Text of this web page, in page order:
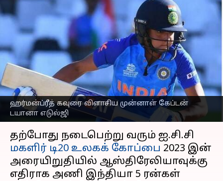
ஹர்மன்ப்ரீத் கவுரை விளாசிய முன்னாள் கேப்டன்
டயானா எடுல்ஜி
நிதானமாக ஓடினால்
அவுட் தான் ஆவீர்கள் :
ஹர்மன்ப்ரீத் கவுரை
விளாசிய முன்னாள்
கேப்டன் டயானா எடுல்ஜி
எழுதியவர் Sekar Chinnappan Feb 25, 2023 12:04 pm
செய்தி முன்னோட்டம்
தற்போது நடைபெற்று வரும் ஐ.சி.சி
மகளிர் டி20 உலகக் கோப்பை 2023 இன்
அரையிறுதியில் ஆஸ்திரேலியாவுக்கு
எதிராக அணி இந்தியா 5 ரன்கள்